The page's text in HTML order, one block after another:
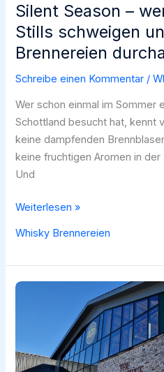
Silent Season –
Stills schweigen
Brennereien
Schreibe einen Kommentar /
Wer schon einmal im Sommer
Schottland besucht hat, kennt
keine dampfenden
keine fruchtigen Aromen in
Und
Silent
die
Weiterlesen »
Whisky Brennereien